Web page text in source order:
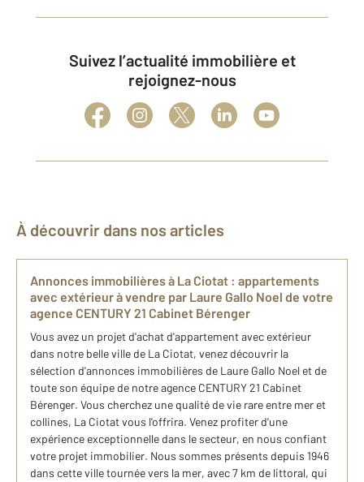
Suivez l’actualité immobilière et
rejoignez-nous
À découvrir dans nos articles
Annonces immobilières à La Ciotat : appartements
avec extérieur à vendre par Laure Gallo Noel de votre
agence CENTURY 21 Cabinet Bérenger
Vous avez un projet d'achat d'appartement avec extérieur
dans notre belle ville de La Ciotat, venez découvrir la
sélection d'annonces immobilières de Laure Gallo Noel et de
toute son équipe de notre agence CENTURY 21 Cabinet
Bérenger. Vous cherchez une qualité de vie rare entre mer et
collines, La Ciotat vous l'offrira. Venez profiter d'une
expérience exceptionnelle dans le secteur, en nous confiant
votre projet immobilier. Nous sommes présents depuis 1946
dans cette ville tournée vers la mer, avec 7 km de littoral, qui